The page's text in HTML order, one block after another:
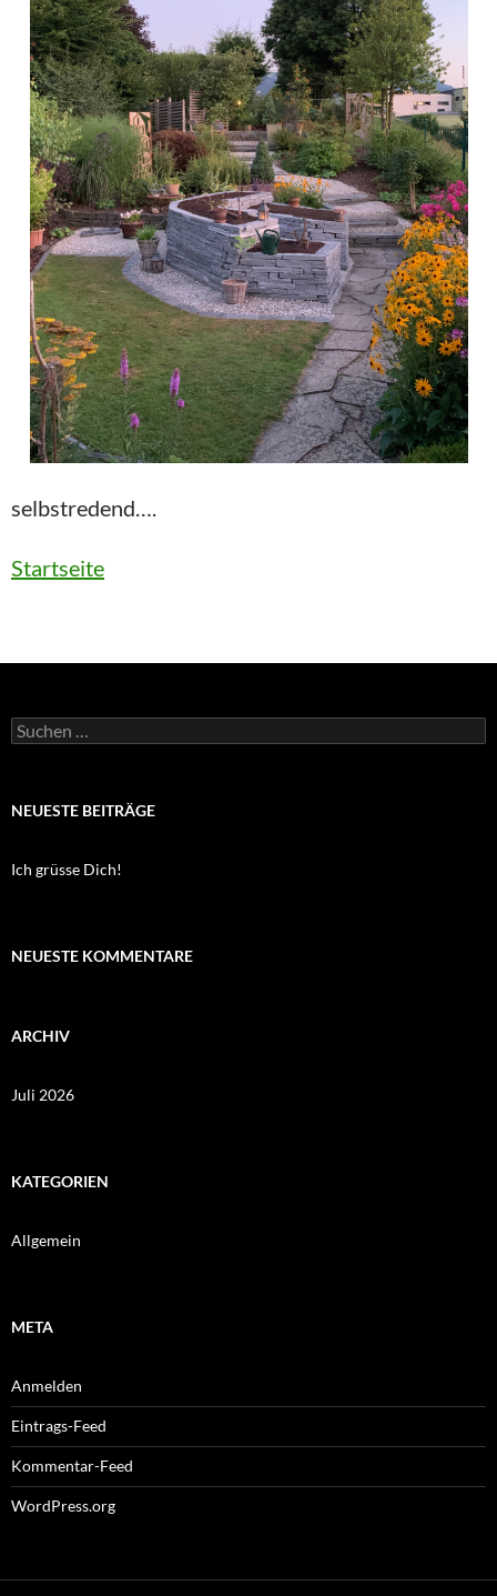
selbstredend….
Startseite
Suchen
nach:
NEUESTE BEITRÄGE
Ich grüsse Dich!
NEUESTE KOMMENTARE
ARCHIV
Juli 2026
KATEGORIEN
Allgemein
META
Anmelden
Eintrags-Feed
Kommentar-Feed
WordPress.org